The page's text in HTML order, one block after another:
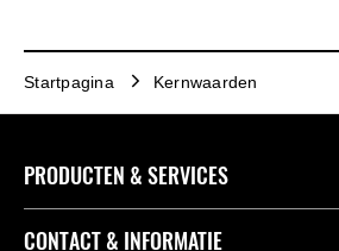
Startpagina Kernwaarden
PRODUCTEN & SERVICES
Accessoires & Onderdelen
CONTACT & INFORMATIE